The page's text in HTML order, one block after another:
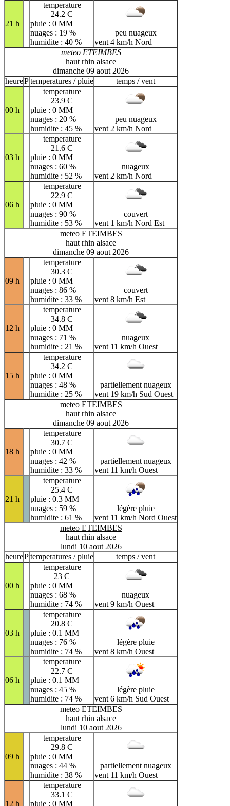
21 h
temperature
24.2 C
pluie : 0 MM
nuages : 19 %
humidite : 40 %
peu nuageux
vent 4 km/h Nord
meteo ETEIMBES
haut rhin alsace
dimanche 09 aout 2026
heurePtemperatures / pluie temps / vent
00 h
temperature
23.9 C
pluie : 0 MM
nuages : 20 %
humidite : 45 %
peu nuageux
vent 2 km/h Nord
03 h
temperature
21.6 C
pluie : 0 MM
nuages : 60 %
humidite : 52 %
nuageux
vent 2 km/h Nord
06 h
temperature
22.9 C
pluie : 0 MM
nuages : 90 %
humidite : 53 %
couvert
vent 1 km/h Nord Est
meteo ETEIMBES
haut rhin alsace
dimanche 09 aout 2026
09 h
temperature
30.3 C
pluie : 0 MM
nuages : 86 %
humidite : 33 %
couvert
vent 8 km/h Est
12 h
temperature
34.8 C
pluie : 0 MM
nuages : 71 %
humidite : 21 %
nuageux
vent 11 km/h Ouest
15 h
temperature
34.2 C
pluie : 0 MM
nuages : 48 %
humidite : 25 %
partiellement nuageux
vent 19 km/h Sud Ouest
meteo ETEIMBES
haut rhin alsace
dimanche 09 aout 2026
18 h
temperature
30.7 C
pluie : 0 MM
nuages : 42 %
humidite : 33 %
partiellement nuageux
vent 11 km/h Ouest
21 h
temperature
25.4 C
pluie : 0.3 MM
nuages : 59 %
humidite : 61 %
légère pluie
vent 11 km/h Nord Ouest
meteo ETEIMBES
haut rhin alsace
lundi 10 aout 2026
heurePtemperatures / pluie temps / vent
00 h
temperature
23 C
pluie : 0 MM
nuages : 68 %
humidite : 74 %
nuageux
vent 9 km/h Ouest
03 h
temperature
20.8 C
pluie : 0.1 MM
nuages : 76 %
humidite : 74 %
légère pluie
vent 8 km/h Ouest
06 h
temperature
22.7 C
pluie : 0.1 MM
nuages : 45 %
humidite : 74 %
légère pluie
vent 6 km/h Sud Ouest
meteo ETEIMBES
haut rhin alsace
lundi 10 aout 2026
09 h
temperature
29.8 C
pluie : 0 MM
nuages : 44 %
humidite : 38 %
partiellement nuageux
vent 11 km/h Ouest
12 h
temperature
33.1 C
pluie : 0 MM